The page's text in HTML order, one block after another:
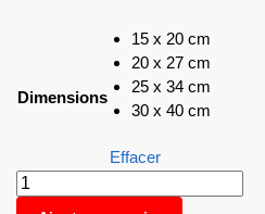
Dimensions
15 x 20 cm
20 x 27 cm
25 x 34 cm
30 x 40 cm
Effacer